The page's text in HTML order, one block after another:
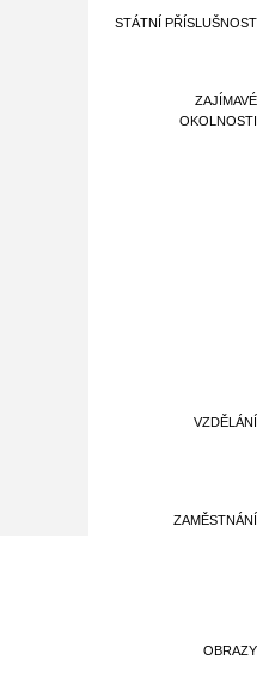
STÁTNÍ PŘÍSLUŠNOST
ZAJÍMAVÉ
OKOLNOSTI
VZDĚLÁNÍ
ZAMĚSTNÁNÍ
OBRAZY